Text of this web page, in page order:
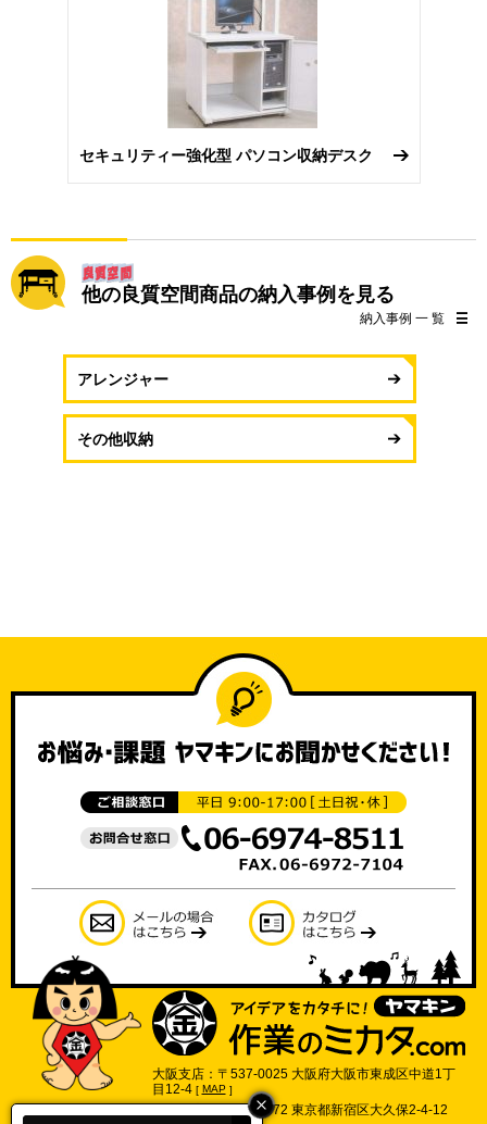
セキュリティー強化型 パソコン収納デスク
他の良質空間商品の納入事例を見る
納入事例 一 覧
アレンジャー
その他収納
大阪支店：〒537-0025 大阪府大阪市東成区中道1丁
目12-4 [ MAP]
東京支店：〒169-0072 東京都新宿区大久保2-4-12